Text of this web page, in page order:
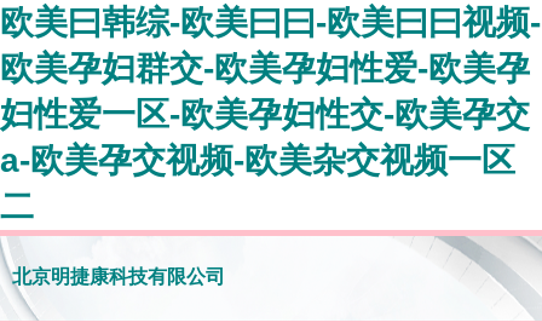
欧美曰韩综-欧美曰曰-欧美曰曰视频-
欧美孕妇群交-欧美孕妇性爱-欧美孕
妇性爱一区-欧美孕妇性交-欧美孕交
a-欧美孕交视频-欧美杂交视频一区
二
北京明捷康科技有限公司